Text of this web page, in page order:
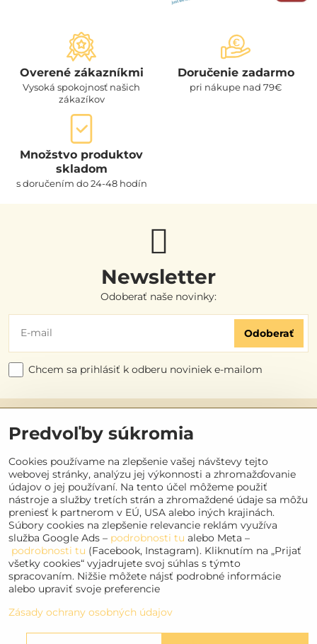
Overené zákazníkmi
Vysoká spokojnosť našich
zákazíkov
Doručenie zadarmo
pri nákupe nad 79€
Množstvo produktov
skladom
s doručením do 24-48 hodín
Newsletter
Odoberať naše novinky:
Odoberať
Chcem sa prihlásiť k odberu noviniek e-mailom
Užitočné odkazy
Objednávky
Kontakt
Sociálne siete
Facebook
Instagram
Youtube
Predvoľby súkromia
Cookies používame na zlepšenie vašej návštevy tejto
webovej stránky, analýzu jej výkonnosti a zhromažďovanie
údajov o jej používaní. Na tento účel môžeme použiť
nástroje a služby tretích strán a zhromaždené údaje sa môžu
preniesť k partnerom v EÚ, USA alebo iných krajinách.
Súbory cookies na zlepšenie relevancie reklám využíva
služba Google Ads – podrobnosti tu alebo Meta –
podrobnosti tu (Facebook, Instagram). Kliknutím na „Prijať
všetky cookies“ vyjadrujete svoj súhlas s týmto
spracovaním. Nižšie môžete nájsť podrobné informácie
alebo upraviť svoje preferencie
Zásady ochrany osobných údajov